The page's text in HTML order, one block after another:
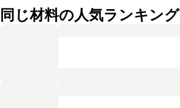
同じ材料の人気ランキング